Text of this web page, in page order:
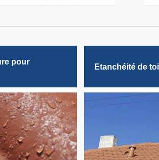
pour
Etanchéité de